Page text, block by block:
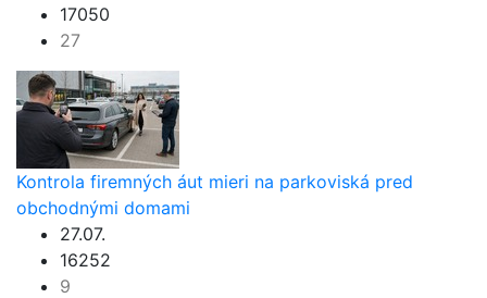
17050
27
Kontrola firemných áut mieri na parkoviská pred
obchodnými domami
27.07.
16252
9